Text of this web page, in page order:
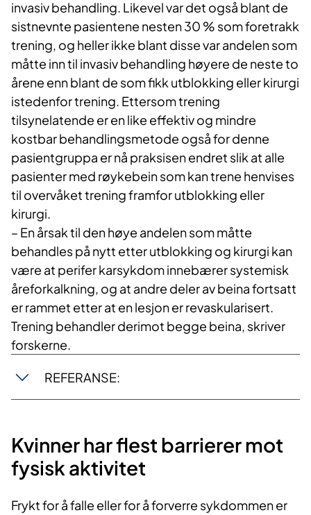
invasiv behandling. Likevel var det også blant de
sistnevnte pasientene nesten 30 % som foretrakk
trening, og heller ikke blant disse var andelen som
måtte inn til invasiv behandling høyere de neste to
årene enn blant de som fikk utblokking eller kirurgi
istedenfor trening. Ettersom trening
tilsynelatende er en like effektiv og mindre
kostbar behandlingsmetode også for denne
pasientgruppa er nå praksisen endret slik at alle
pasienter med røykebein som kan trene henvises
til overvåket trening framfor utblokking eller
kirurgi.
– En årsak til den høye andelen som måtte
behandles på nytt etter utblokking og kirurgi kan
være at perifer karsykdom innebærer systemisk
åreforkalkning, og at andre deler av beina fortsatt
er rammet etter at en lesjon er revaskularisert.
Trening behandler derimot begge beina, skriver
forskerne.
REFERANSE:
Kvinner har flest barrierer mot
fysisk aktivitet
Frykt for å falle eller for å forverre sykdommen er